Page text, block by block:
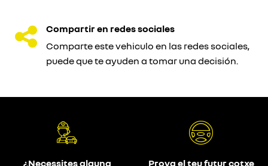
Compartir en redes sociales
Comparte este vehiculo en las redes sociales,
puede que te ayuden a tomar una decisión.
¿Necessites alguna
Prova el teu futur cotxe